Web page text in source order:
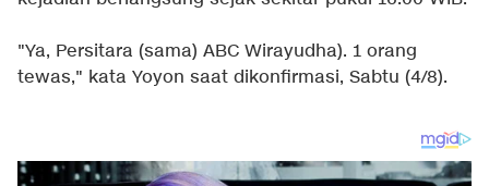
"Ya, Persitara (sama) ABC Wirayudha). 1 orang
tewas," kata Yoyon saat dikonfirmasi, Sabtu (4/8).